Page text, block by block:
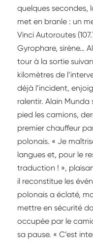
quelques secondes,
met en branle : un
Vinci Autoroutes
Gyrophare, sirène…
tour à la sortie
kilomètres de
déjà l’incident,
ralentir. Alain Munda
pied les camions,
premier chauffeur
polonais. « Je
langues et, pour le
traduction ! »,
il reconstitue les
polonais a éclaté,
mettre en sécurité
occupée par le
sa pause. « C’est